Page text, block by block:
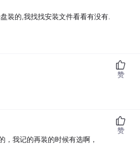
装的,我找找安装文件看看有没有.
赞
，我记的再装的时候有选啊，
赞